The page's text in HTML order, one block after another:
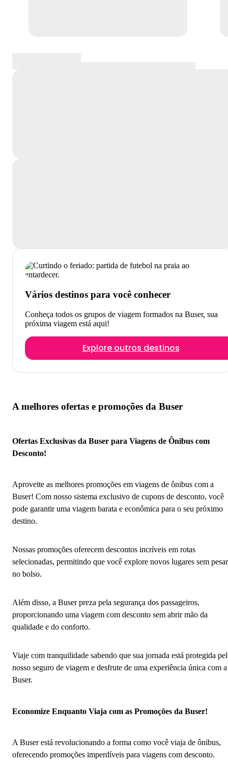
Vários destinos para você conhecer
Conheça todos os grupos de viagem formados na Buser, sua
próxima viagem está aqui!
Explore outros destinos
A melhores ofertas e promoções da Buser
Ofertas Exclusivas da Buser para Viagens de Ônibus com
Desconto!
Aproveite as melhores promoções em viagens de ônibus com a
Buser! Com nosso sistema exclusivo de cupons de desconto, você
pode garantir uma viagem barata e econômica para o seu próximo
destino.
Nossas promoções oferecem descontos incríveis em rotas
selecionadas, permitindo que você explore novos lugares sem pesar
no bolso.
Além disso, a Buser preza pela segurança dos passageiros,
proporcionando uma viagem com desconto sem abrir mão da
qualidade e do conforto.
Viaje com tranquilidade sabendo que sua jornada está protegida
nosso seguro de viagem e desfrute de uma experiência única com a
Buser.
Economize Enquanto Viaja com as Promoções da Buser!
A Buser está revolucionando a forma como você viaja de ônibus,
oferecendo promoções imperdíveis para viagens com desconto.